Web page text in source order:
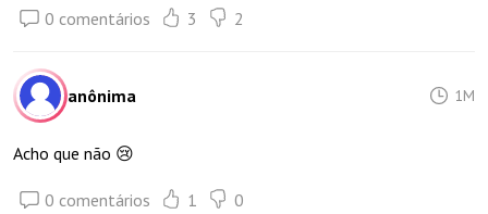
0 comentários 3 2
anônima 1M
Acho que não 😢
0 comentários 1 0